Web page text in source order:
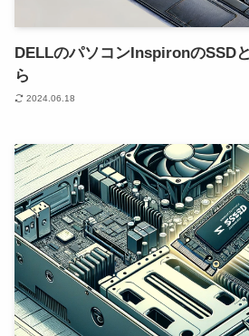
パソコン修
回収・買取
よくある質
BLOG
DELLのパソコンInspironのSSD
ら
2024.06.18